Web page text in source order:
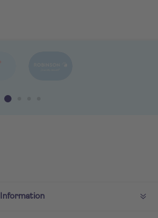
Information